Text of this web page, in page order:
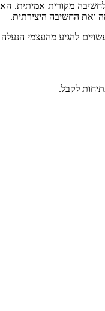
מקורית אמיתית.
ואת החשיבה היצירתית.
להגיע מהעצמי הנעלה
לקבל.